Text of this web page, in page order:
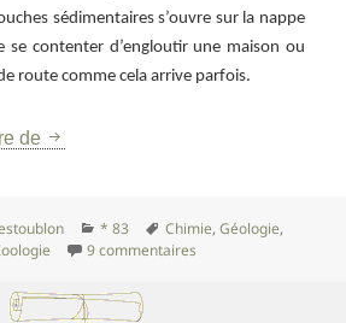
sédimentaires s’ouvre sur la nappe
se contenter d’engloutir une maison ou
route comme cela arrive parfois.
de Le Grand et le Petit Laoucien
Catégories
* 83
Mots-
clés
Chimie,Géologie,
9 commentaires